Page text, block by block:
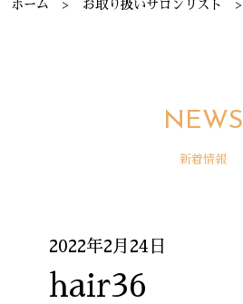
ホーム お取り扱いサロンリスト
NEWS
新着情報
2022年2月24日
hair36